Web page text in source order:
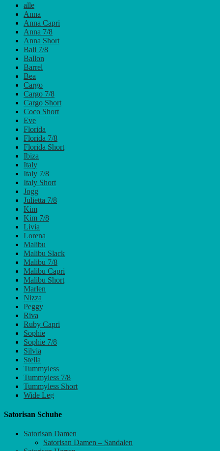
alle
Anna
Anna Capri
Anna 7/8
Anna Short
Bali 7/8
Ballon
Barrel
Bea
Cargo
Cargo 7/8
Cargo Short
Coco Short
Eve
Florida
Florida 7/8
Florida Short
Ibiza
Italy
Italy 7/8
Italy Short
Jogg
Julietta 7/8
Kim
Kim 7/8
Livia
Lorena
Malibu
Malibu Slack
Malibu 7/8
Malibu Capri
Malibu Short
Marlen
Nizza
Peggy
Riva
Ruby Capri
Sophie
Sophie 7/8
Silvia
Stella
Tummyless
Tummyless 7/8
Tummyless Short
Wide Leg
Satorisan Schuhe
Satorisan Damen
Satorisan Damen – Sandalen